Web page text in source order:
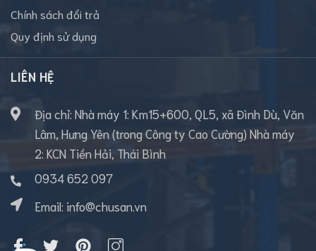
Chính sách đổi trả
Quy định sử dụng
LIÊN HỆ
Địa chỉ: Nhà máy 1: Km15+600, QL5, xã Đình Dù, Văn
Lâm, Hưng Yên (trong Công ty Cao Cường) Nhà máy
2: KCN Tiền Hải, Thái Bình
0934 652 097
Email: info@chusan.vn